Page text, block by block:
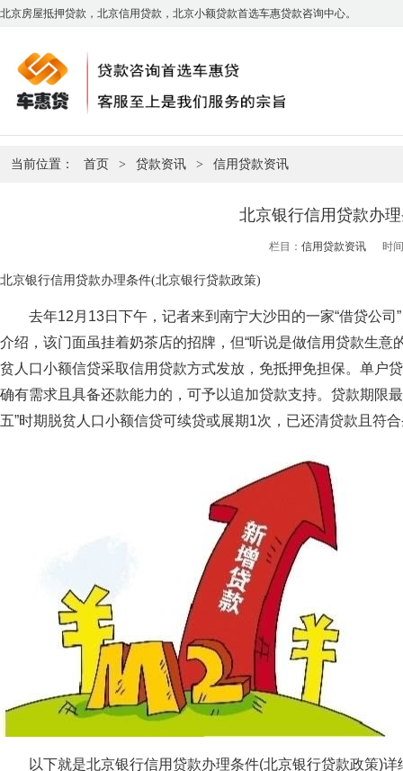
北京房屋抵押贷款，北京信用贷款，北京小额贷款首选车惠贷款咨询中心。
当前位置： 首页 > 贷款资讯 > 信用贷款资讯
北京银行信用贷款办
栏目： 信用贷款资讯 时
北京银行信用贷款办理条件(北京银行贷款政策)
去年12月13日下午，记者来到南宁大沙田的一家“借贷公
介绍，该门面虽挂着奶茶店的招牌，但“听说是做信用贷款生
贫人口小额信贷采取信用贷款方式发放，免抵押免担保。单户
确有需求且具备还款能力的，可予以追加贷款支持。贷款期限
五”时期脱贫人口小额信贷可续贷或展期1次，已还清贷款且符
以下就是北京银行信用贷款办理条件(北京银行贷款政策)详